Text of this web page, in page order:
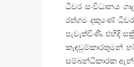
ධීවර සංවිධානය
රත්ගම දකුණේ ධීවර
පැවැත්විණි. එහිදි
කැඳවුම්කාරතුමන්
සම්බන්ධිකාරක